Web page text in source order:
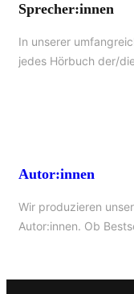
Sprecher:innen
In unserer
jedes Hörbuch der/
Autor:innen
Wir produzieren
Autor:innen. Ob